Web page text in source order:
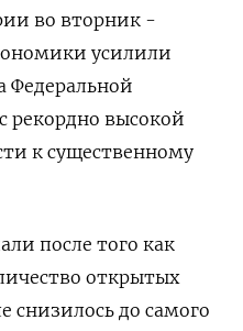
во вторник -
усилили
Федеральной
рекордно высокой
к существенному
после того как
открытых
снизилось до самого